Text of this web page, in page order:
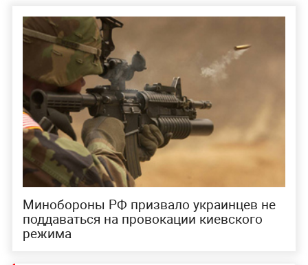
Минобороны РФ призвало украинцев не
поддаваться на провокации киевского
режима